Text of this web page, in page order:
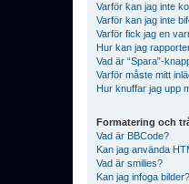
Varför kan jag inte
Varför kan jag inte
Varför fick jag en
Hur kan jag
Vad är “Spara”-
Varför måste mitt
Hur knuffar jag upp
Formatering och
Vad är BBCode?
Kan jag använda
Vad är smilies?
Kan jag infoga bilder?